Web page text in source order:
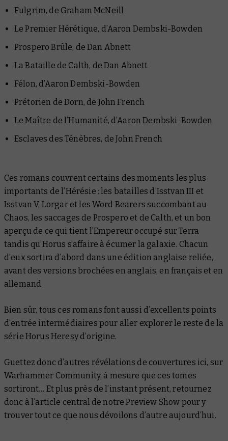
Fulgrim, de Graham McNeill
Le Premier Hérétique, d’Aaron Dembski-Bowden
Prospero Brûle, de Dan Abnett
La Bataille de Calth, de Dan Abnett
Félon, d’Aaron Dembski-Bowden
Prétorien de Dorn, de John French
Le Maître de l’Humanité, d’Aaron Dembski-Bowden
Esclaves des Ténèbres, de John French
Ces romans couvrent certains des moments les plus
importants de l’Hérésie : les batailles d’Isstvan III et
Isstvan V, Lorgar et les Word Bearers succombant au
Chaos, les saccages de Prospero et de Calth, et un bon
aperçu de ce qui tient l’Empereur occupé sur Terra
tandis qu’Horus s’affaire à écumer la galaxie. Chacun
d’eux sortira d’abord dans une édition anglaise reliée,
avant des versions brochées en anglais, en français et en
allemand.
Bien sûr, tous ces romans font aussi d’excellents points
d’entrée intermédiaires pour aller explorer le reste de la
série Horus Heresy d’origine.
Guettez donc d’autres révélations de couvertures ici, sur
Warhammer Community, à mesure que ces tomes
sortiront… Et plus près de l’instant présent, retournez
donc à l’article central de notre Preview Show pour y
trouver tout ce que nous dévoilons d’autre aujourd’hui.